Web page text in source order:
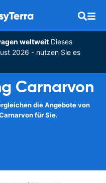
weltweitDieses
2026 - nutzen Sie es
Carnarvon
die Angebote von
für Sie.